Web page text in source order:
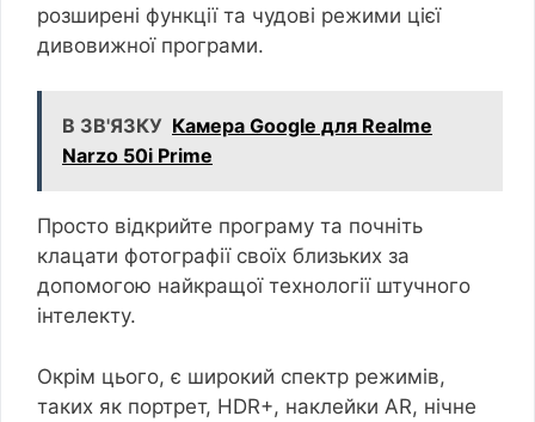
розширені функції та чудові режими цієї
дивовижної програми.
В ЗВ'ЯЗКУ Камера Google для Realme
Narzo 50i Prime
Просто відкрийте програму та почніть
клацати фотографії своїх близьких за
допомогою найкращої технології штучного
інтелекту.
Окрім цього, є широкий спектр режимів,
таких як портрет, HDR+, наклейки AR, нічне